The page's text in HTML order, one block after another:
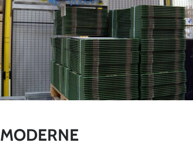
MODERNE